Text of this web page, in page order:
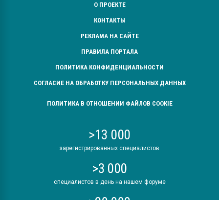
О ПРОЕКТЕ
КОНТАКТЫ
РЕКЛАМА НА САЙТЕ
ПРАВИЛА ПОРТАЛА
ПОЛИТИКА КОНФИДЕНЦИАЛЬНОСТИ
СОГЛАСИЕ НА ОБРАБОТКУ ПЕРСОНАЛЬНЫХ ДАННЫХ
ПОЛИТИКА В ОТНОШЕНИИ ФАЙЛОВ COOKIE
>13 000
зарегистрированных специалистов
>3 000
специалистов в день на нашем форуме